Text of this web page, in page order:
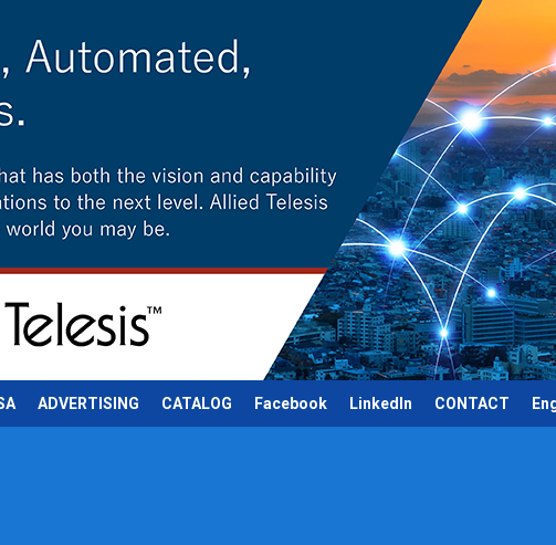
ADVERTISING CATALOG Facebook LinkedIn CONTACT